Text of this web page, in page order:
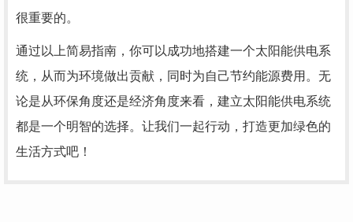
很重要的。
通过以上简易指南，你可以成功地搭建一个太阳能供电系
统，从而为环境做出贡献，同时为自己节约能源费用。无
论是从环保角度还是经济角度来看，建立太阳能供电系统
都是一个明智的选择。让我们一起行动，打造更加绿色的
生活方式吧！